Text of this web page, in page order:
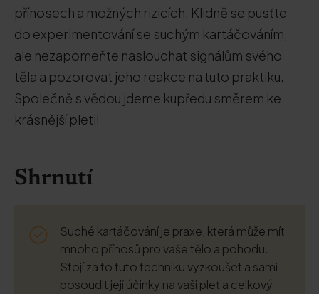
přínosech a možných rizicích. Klidně se pusťte
do experimentování se suchým kartáčováním,
ale nezapomeňte naslouchat signálům svého
těla a pozorovat jeho reakce na tuto praktiku.
Společně s vědou jdeme kupředu směrem ke
krásnější pleti!
Shrnutí
Suché kartáčování je praxe, která může mít
mnoho přínosů pro vaše tělo a pohodu.
Stojí za to tuto techniku vyzkoušet a sami
posoudit její účinky na vaši pleť a celkový